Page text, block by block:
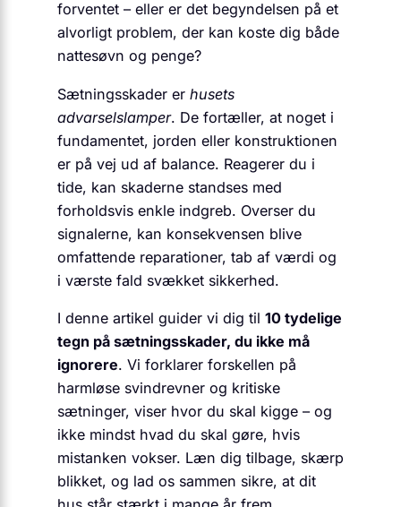
forventet – eller er det begyndelsen på et
alvorligt problem, der kan koste dig både
nattesøvn og penge?
Sætningsskader er husets
advarselslamper. De fortæller, at noget i
fundamentet, jorden eller konstruktionen
er på vej ud af balance. Reagerer du i
tide, kan skaderne standses med
forholdsvis enkle indgreb. Overser du
signalerne, kan konsekvensen blive
omfattende reparationer, tab af værdi og
i værste fald svækket sikkerhed.
I denne artikel guider vi dig til 10 tydelige
tegn på sætningsskader, du ikke må
ignorere. Vi forklarer forskellen på
harmløse svindrevner og kritiske
sætninger, viser hvor du skal kigge – og
ikke mindst hvad du skal gøre, hvis
mistanken vokser. Læn dig tilbage, skærp
blikket, og lad os sammen sikre, at dit